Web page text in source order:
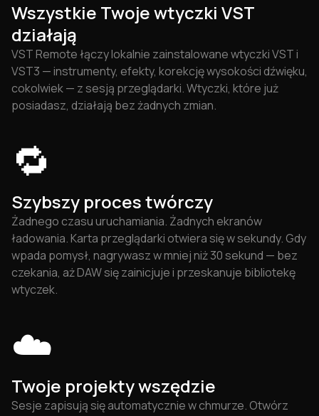
Wszystkie Twoje wtyczki VST
działają
VST Remote łączy lokalnie zainstalowane wtyczki VST i
VST3 — instrumenty, efekty, korekcję wysokości dźwięku,
cokolwiek — z sesją przeglądarki. Wtyczki, które już
posiadasz, działają bez żadnych zmian.
🔁
Szybszy proces twórczy
Żadnego czasu uruchamiania. Żadnych ekranów
ładowania. Karta przeglądarki otwiera się w sekundy. Gdy
wpada pomysł, nagrywasz w mniej niż 30 sekund — bez
czekania, aż DAW się zainicjuje i przeskanuje bibliotekę
wtyczek.
☁️
Twoje projekty wszędzie
Sesje zapisują się automatycznie w chmurze. Otwórz